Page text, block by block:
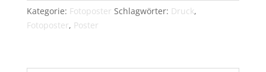
Kategorie: Fotoposter Schlagwörter: Druck,
Fotoposter, Poster